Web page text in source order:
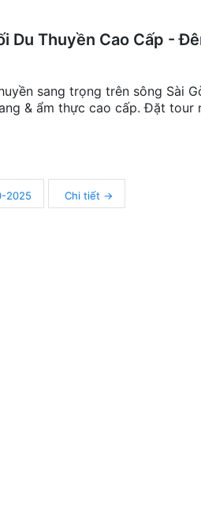
Du Thuyền Cao Cấp -
sang trọng trên sông Sài
& ẩm thực cao cấp. Đặt tour
2025 Chi tiết →